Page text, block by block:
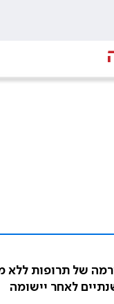
של תרופות ללא
לאחר יישומה